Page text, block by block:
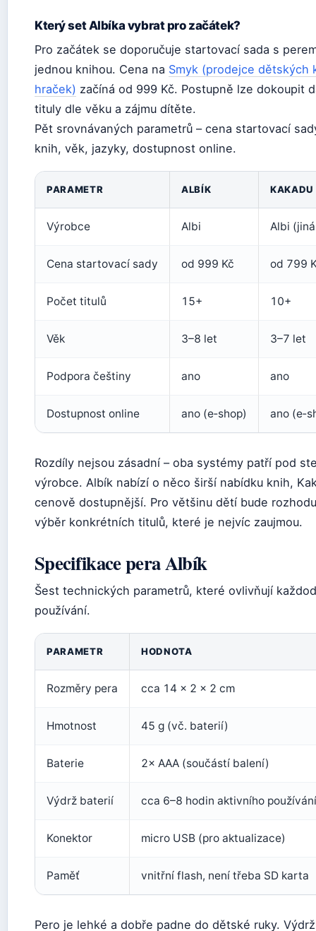
Který set Albíka vybrat pro začátek?
Pro začátek se doporučuje startovací sada s
jednou knihou. Cena na Smyk (prodejce dětských
hraček) začíná od 999 Kč. Postupně lze dokoupit
tituly dle věku a zájmu dítěte.
Pět srovnávaných parametrů – cena startovací
knih, věk, jazyky, dostupnost online.
Srovnání Albík vs Kakadu
PARAMETR ALBÍK KAKADU
Výrobce Albi Albi
Cena startovací sady od 999 Kč od 799
Počet titulů 15+ 10+
Věk 3–8 let 3–7 let
Podpora češtiny ano ano
Dostupnost online ano (e‑shop) ano
Rozdíly nejsou zásadní – oba systémy patří pod
výrobce. Albík nabízí o něco širší nabídku knih,
cenově dostupnější. Pro většinu dětí bude
výběr konkrétních titulů, které je nejvíc zaujmou.
Specifikace pera Albík
Šest technických parametrů, které ovlivňují
používání.
PARAMETR HODNOTA
Rozměry pera cca 14 × 2 × 2 cm
Hmotnost 45 g (vč. baterií)
Baterie 2× AAA (součástí balení)
Výdrž baterií cca 6–8 hodin aktivního používání
Konektor micro USB (pro aktualizace)
Paměť vnitřní flash, není třeba SD karta
Pero je lehké a dobře padne do dětské ruky.